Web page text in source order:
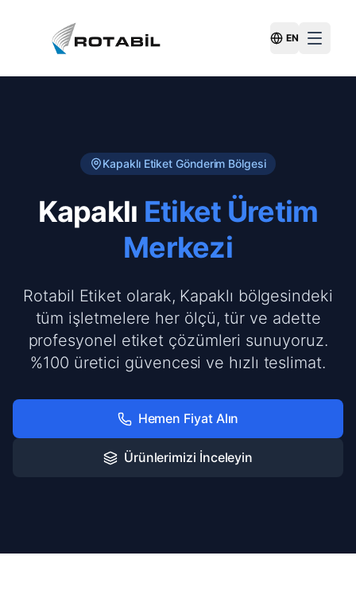
Switch
EN
Kapaklı Etiket Gönderim Bölgesi
Kapaklı Etiket Üretim
Merkezi
Rotabil Etiket olarak, Kapaklı bölgesindeki
tüm işletmelere her ölçü, tür ve adette
profesyonel etiket çözümleri sunuyoruz.
%100 üretici güvencesi ve hızlı teslimat.
Hemen Fiyat Alın
Ürünlerimizi İnceleyin